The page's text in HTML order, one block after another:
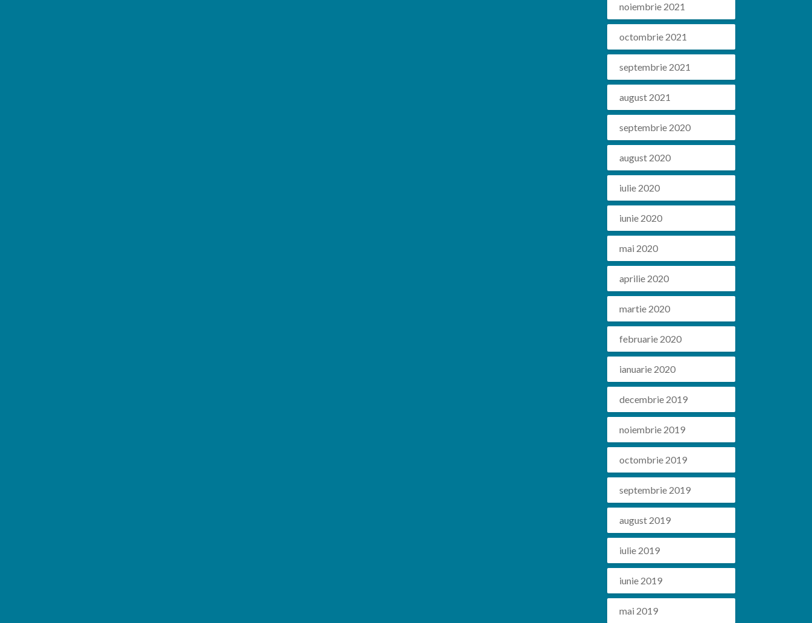
noiembrie 2021
octombrie 2021
septembrie 2021
august 2021
septembrie 2020
august 2020
iulie 2020
iunie 2020
mai 2020
aprilie 2020
martie 2020
februarie 2020
ianuarie 2020
decembrie 2019
noiembrie 2019
octombrie 2019
septembrie 2019
august 2019
iulie 2019
iunie 2019
mai 2019